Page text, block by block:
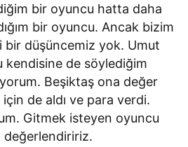
bir oyuncu hatta daha
bir oyuncu. Ancak bizim
bir düşüncemiz yok. Umut
kendisine de söylediğim
Beşiktaş ona değer
de aldı ve para verdi.
Gitmek isteyen oyuncu
değerlendiririz.